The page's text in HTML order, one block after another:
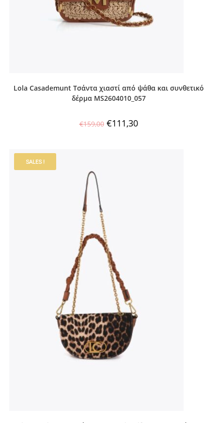
Lola Casademunt Τσάντα χιαστί από ψάθα και συνθετικό
δέρμα MS2604010_057
€159,00 €111,30
SALES !